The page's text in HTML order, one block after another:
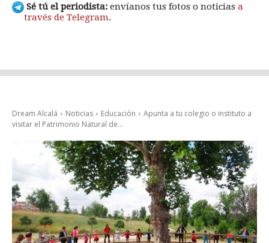
Sé tú el periodista: envíanos tus fotos o noticias a
través de Telegram.